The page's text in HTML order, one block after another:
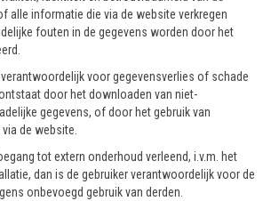
alle informatie die via de website verkregen
fouten in de gegevens worden door het
voor gegevensverlies of schade
door het downloaden van niet-
gegevens, of door het gebruik van
de website.
tot extern onderhoud verleend, i.v.m. het
dan is de gebruiker verantwoordelijk voor de
onbevoegd gebruik van derden.